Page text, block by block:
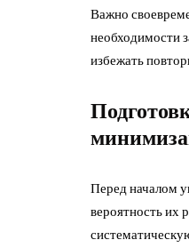
Важно
необходимости
избежать
Перед началом
вероятность их